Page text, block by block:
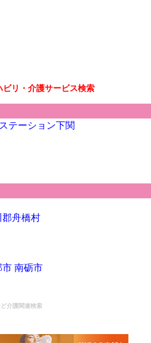
リ・介護サービス検索
テーション下関
郡舟橋村
市 南砺市
介護関連検索